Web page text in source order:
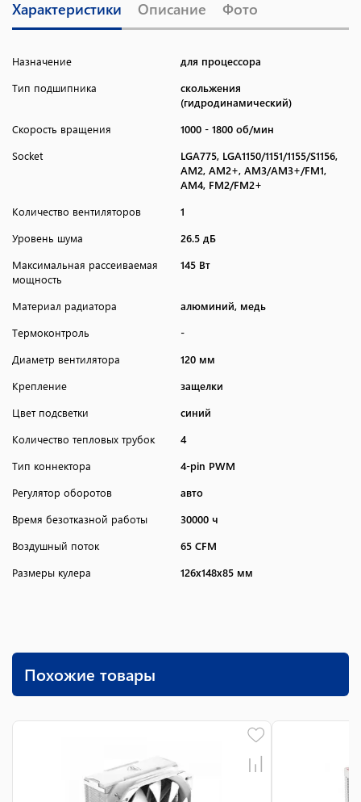
Характеристики Описание Фото
Назначение
для процессора
Тип подшипника
скольжения
(гидродинамический)
Скорость вращения
1000 - 1800 об/мин
Socket
LGA775, LGA1150/1151/1155/S1156,
AM2, AM2+, AM3/AM3+/FM1,
AM4, FM2/FM2+
Количество вентиляторов
1
Уровень шума
26.5 дБ
Максимальная рассеиваемая
мощность
145 Вт
Материал радиатора
алюминий, медь
Термоконтроль
-
Диаметр вентилятора
120 мм
Крепление
защелки
Цвет подсветки
синий
Количество тепловых трубок
4
Тип коннектора
4-pin PWM
Регулятор оборотов
авто
Время безотказной работы
30000 ч
Воздушный поток
65 CFM
Размеры кулера
126x148x85 мм
Похожие товары